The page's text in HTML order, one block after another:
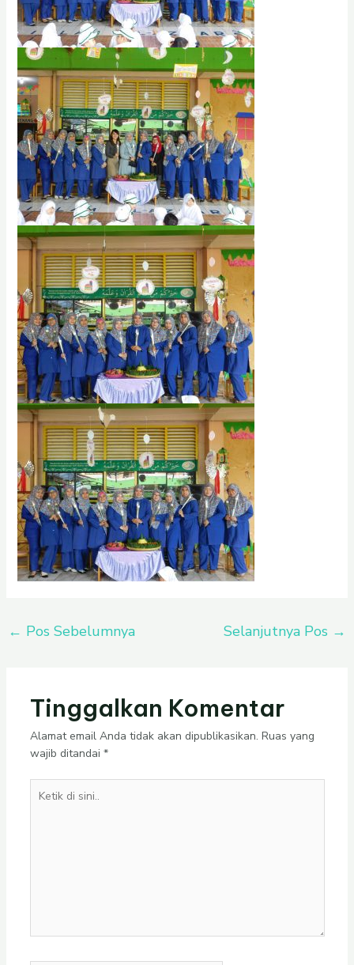
← Pos Sebelumnya Selanjutnya Pos →
Tinggalkan Komentar
Alamat email Anda tidak akan dipublikasikan. Ruas yang
wajib ditandai *